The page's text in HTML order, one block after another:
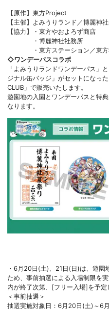
【原作】東方Project
【主催】よみうりランド／博麗神
【協力】・東方やおよろず商店
・博麗神社社務所
・東方ステーション／東方
◇ワンデーパスコラボ
「よみうりランドワンデーパス」
ジナル缶バッジ」がセットになっ
CLUB」で販売いたします。
遊園地の入園とワンデーパスと特
なります。
・6月20日(土)、21日(日)は、遊園
ため、事前抽選による入場制限を
内が終了次第、[フリー入場]を予定
＜事前抽選＞
抽選実施対象日：6月20日(土)～6